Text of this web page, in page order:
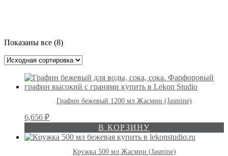
Показаны все (8)
Графин бежевый 1200 мл Жасмин (Jasmine)
6,656 ₽
В КОРЗИНУ
Кружка 500 мл Жасмин (Jasmine)